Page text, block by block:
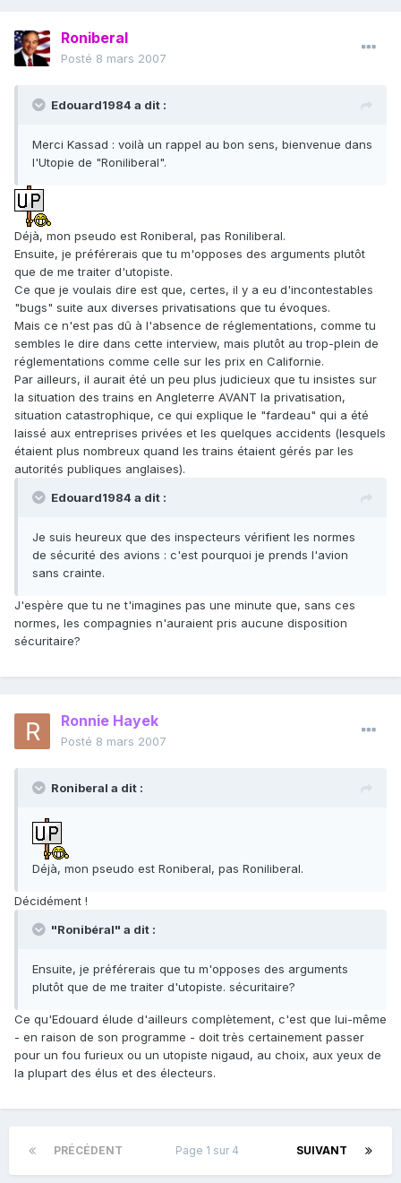
Roniberal
Posté 8 mars 2007
Edouard1984 a dit :
Merci Kassad : voilà un rappel au bon sens, bienvenue dans
l'Utopie de "Roniliberal".
Déjà, mon pseudo est Roniberal, pas Roniliberal.
Ensuite, je préférerais que tu m'opposes des arguments plutôt
que de me traiter d'utopiste.
Ce que je voulais dire est que, certes, il y a eu d'incontestables
"bugs" suite aux diverses privatisations que tu évoques.
Mais ce n'est pas dû à l'absence de réglementations, comme tu
sembles le dire dans cette interview, mais plutôt au trop-plein de
réglementations comme celle sur les prix en Californie.
Par ailleurs, il aurait été un peu plus judicieux que tu insistes sur
la situation des trains en Angleterre AVANT la privatisation,
situation catastrophique, ce qui explique le "fardeau" qui a été
laissé aux entreprises privées et les quelques accidents (lesquels
étaient plus nombreux quand les trains étaient gérés par les
autorités publiques anglaises).
Edouard1984 a dit :
Je suis heureux que des inspecteurs vérifient les normes
de sécurité des avions : c'est pourquoi je prends l'avion
sans crainte.
J'espère que tu ne t'imagines pas une minute que, sans ces
normes, les compagnies n'auraient pris aucune disposition
sécuritaire?
Ronnie Hayek
Posté 8 mars 2007
Roniberal a dit :
Déjà, mon pseudo est Roniberal, pas Roniliberal.
Décidément !
"Ronibéral" a dit :
Ensuite, je préférerais que tu m'opposes des arguments
plutôt que de me traiter d'utopiste. sécuritaire?
Ce qu'Edouard élude d'ailleurs complètement, c'est que lui-même
- en raison de son programme - doit très certainement passer
pour un fou furieux ou un utopiste nigaud, au choix, aux yeux de
la plupart des élus et des électeurs.
PRÉCÉDENT SUIVANT
Page 1 sur 4